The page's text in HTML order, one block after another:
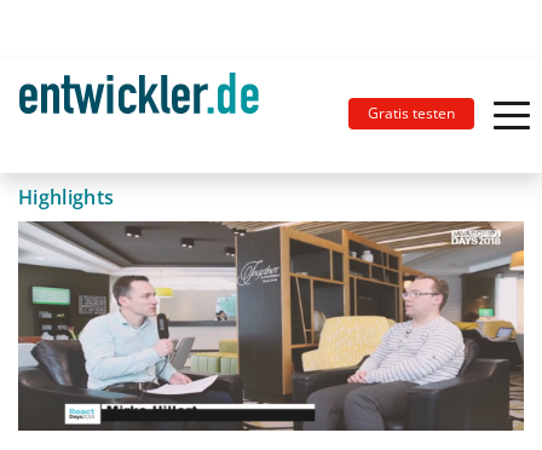
Gratis testen
Highlights